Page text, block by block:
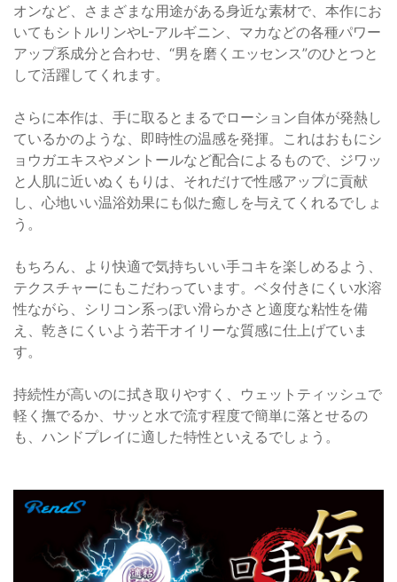
オンなど、さまざまな用途がある身近な素材で、本作にお
いてもシトルリンやL-アルギニン、マカなどの各種パワー
アップ系成分と合わせ、“男を磨くエッセンス”のひとつと
して活躍してくれます。
さらに本作は、手に取るとまるでローション自体が発熱し
ているかのような、即時性の温感を発揮。これはおもにシ
ョウガエキスやメントールなど配合によるもので、ジワッ
と人肌に近いぬくもりは、それだけで性感アップに貢献
し、心地いい温浴効果にも似た癒しを与えてくれるでしょ
う。
もちろん、より快適で気持ちいい手コキを楽しめるよう、
テクスチャーにもこだわっています。ベタ付きにくい水溶
性ながら、シリコン系っぽい滑らかさと適度な粘性を備
え、乾きにくいよう若干オイリーな質感に仕上げていま
す。
持続性が高いのに拭き取りやすく、ウェットティッシュで
軽く撫でるか、サッと水で流す程度で簡単に落とせるの
も、ハンドプレイに適した特性といえるでしょう。